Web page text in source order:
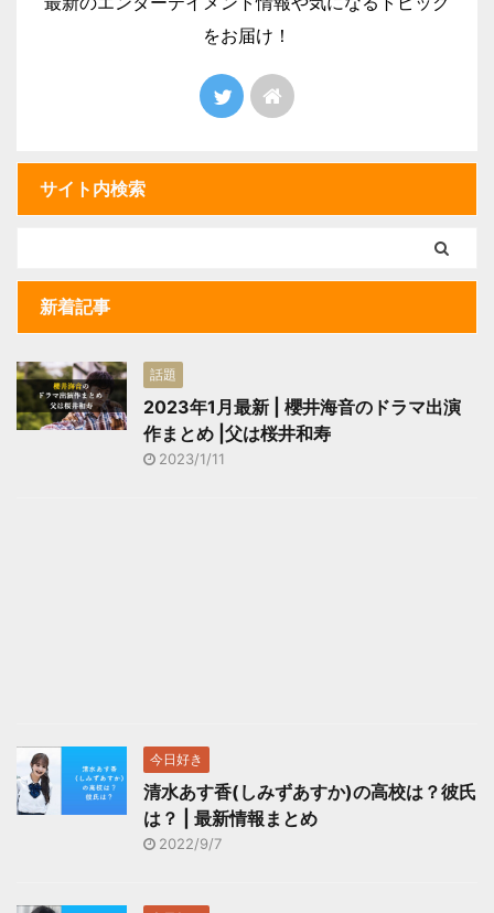
をお届け！
サイト内検索
新着記事
話題
2023年1月最新 | 櫻井海音のドラマ出演
作まとめ |父は桜井和寿
2023/1/11
今日好き
清水あす香(しみずあすか)の高校は？彼氏
は？ | 最新情報まとめ
2022/9/7